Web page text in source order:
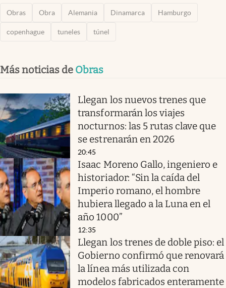
Obras Obra Alemania Dinamarca Hamburgo
copenhague tuneles túnel
Más noticias de Obras
Llegan los nuevos trenes que
transformarán los viajes
nocturnos: las 5 rutas clave que
se estrenarán en 2026
20:45
Isaac Moreno Gallo, ingeniero e
historiador: “Sin la caída del
Imperio romano, el hombre
hubiera llegado a la Luna en el
año 1000”
12:35
Llegan los trenes de doble piso: el
Gobierno confirmó que renovará
la línea más utilizada con
modelos fabricados enteramente